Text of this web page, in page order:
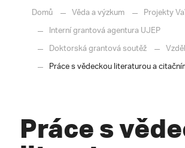
Domů Věda a výzkum
Projekty
Interní grantová agentura UJEP
Doktorská grantová soutěž
Práce s vědeckou literaturou a
Práce s